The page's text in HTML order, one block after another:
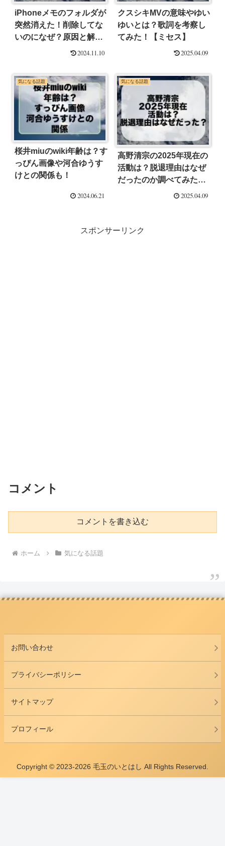
iPhoneメモのフォルダが
突然消えた！削除してな
いのになぜ？原因と解決
策は？復元できる？2024.11.10
クスシキMVの意味やゆい
ゆいとは？歌詞を考察し
てみた！【ミセス】
2025.04.09
気になる話題
桜井miuのwiki年齢は？す
っぴん画像や河合ゆうす
けとの関係も！
2024.06.21
気になる話題
高野清宗の2025年現在の
活動は？脱退理由はなぜ
だったのか調べてみた！
2025.04.09
スポンサーリンク
コメント
コメントを書き込む
ホーム 気になる話題
お問い合わせ
プライバシーポリシー
サイトマップ
プロフィール
Copyright © 2023-2026 毛玉のいとはし All Rights Reserved.